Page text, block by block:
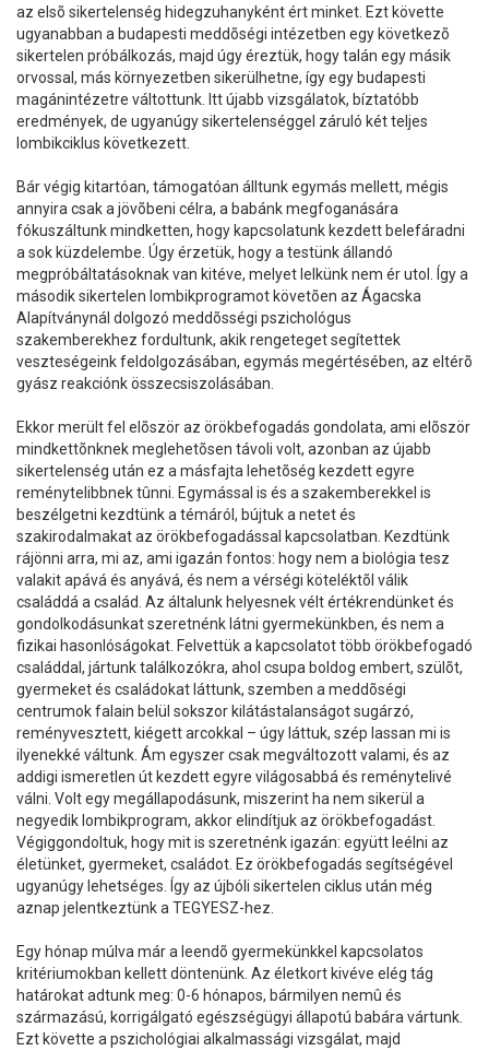
az elsõ sikertelenség hidegzuhanyként ért minket. Ezt követte
ugyanabban a budapesti meddõségi intézetben egy következõ
sikertelen próbálkozás, majd úgy éreztük, hogy talán egy másik
orvossal, más környezetben sikerülhetne, így egy budapesti
magánintézetre váltottunk. Itt újabb vizsgálatok, bíztatóbb
eredmények, de ugyanúgy sikertelenséggel záruló két teljes
lombikciklus következett.
Bár végig kitartóan, támogatóan álltunk egymás mellett, mégis
annyira csak a jövõbeni célra, a babánk megfoganására
fókuszáltunk mindketten, hogy kapcsolatunk kezdett belefáradni
a sok küzdelembe. Úgy érzetük, hogy a testünk állandó
megpróbáltatásoknak van kitéve, melyet lelkünk nem ér utol. Így a
második sikertelen lombikprogramot követõen az Ágacska
Alapítványnál dolgozó meddõsségi pszichológus
szakemberekhez fordultunk, akik rengeteget segítettek
veszteségeink feldolgozásában, egymás megértésében, az eltérõ
gyász reakciónk összecsiszolásában.
Ekkor merült fel elõször az örökbefogadás gondolata, ami elõször
mindkettõnknek meglehetõsen távoli volt, azonban az újabb
sikertelenség után ez a másfajta lehetõség kezdett egyre
reménytelibbnek tûnni. Egymással is és a szakemberekkel is
beszélgetni kezdtünk a témáról, bújtuk a netet és
szakirodalmakat az örökbefogadással kapcsolatban. Kezdtünk
rájönni arra, mi az, ami igazán fontos: hogy nem a biológia tesz
valakit apává és anyává, és nem a vérségi köteléktõl válik
családdá a család. Az általunk helyesnek vélt értékrendünket és
gondolkodásunkat szeretnénk látni gyermekünkben, és nem a
fizikai hasonlóságokat. Felvettük a kapcsolatot több örökbefogadó
családdal, jártunk találkozókra, ahol csupa boldog embert, szülõt,
gyermeket és családokat láttunk, szemben a meddõségi
centrumok falain belül sokszor kilátástalanságot sugárzó,
reményvesztett, kiégett arcokkal – úgy láttuk, szép lassan mi is
ilyenekké váltunk. Ám egyszer csak megváltozott valami, és az
addigi ismeretlen út kezdett egyre világosabbá és reménytelivé
válni. Volt egy megállapodásunk, miszerint ha nem sikerül a
negyedik lombikprogram, akkor elindítjuk az örökbefogadást.
Végiggondoltuk, hogy mit is szeretnénk igazán: együtt leélni az
életünket, gyermeket, családot. Ez örökbefogadás segítségével
ugyanúgy lehetséges. Így az újbóli sikertelen ciklus után még
aznap jelentkeztünk a TEGYESZ-hez.
Egy hónap múlva már a leendõ gyermekünkkel kapcsolatos
kritériumokban kellett döntenünk. Az életkort kivéve elég tág
határokat adtunk meg: 0-6 hónapos, bármilyen nemû és
származású, korrigálgató egészségügyi állapotú babára vártunk.
Ezt követte a pszichológiai alkalmassági vizsgálat, majd